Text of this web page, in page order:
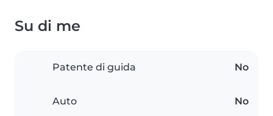
Su di me
Patente di guida No
Auto No